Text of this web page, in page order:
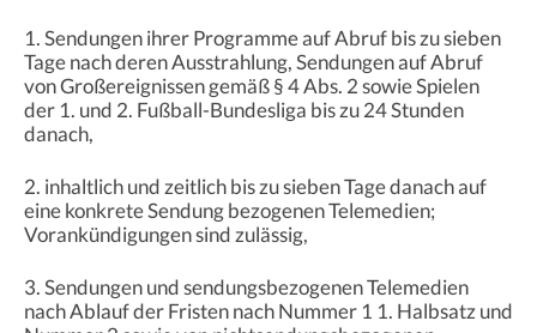
1. Sendungen ihrer Programme auf Abruf bis zu sieben
Tage nach deren Ausstrahlung, Sendungen auf Abruf
von Großereignissen gemäß § 4 Abs. 2 sowie Spielen
der 1. und 2. Fußball-Bundesliga bis zu 24 Stunden
danach,
2. inhaltlich und zeitlich bis zu sieben Tage danach auf
eine konkrete Sendung bezogenen Telemedien;
Vorankündigungen sind zulässig,
3. Sendungen und sendungsbezogenen Telemedien
nach Ablauf der Fristen nach Nummer 1 1. Halbsatz und